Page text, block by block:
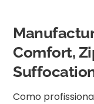
Comfort,
Como